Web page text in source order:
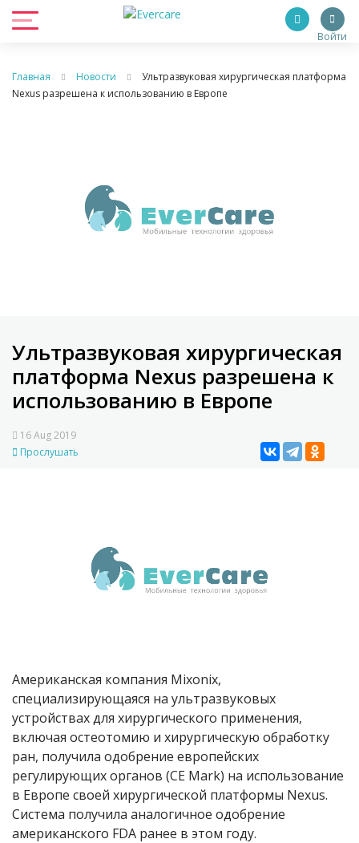
Войти
Главная Новости
Ультразвуковая хирургическая платформа
Nexus разрешена к использованию в Европе
Ультразвуковая хирургическая
платформа Nexus разрешена к
использованию в Европе
16 Aug 2019
Прослушать
Американская компания Mixonix,
специализирующаяся на ультразвуковых
устройствах для хирургического применения,
включая остеотомию и хирургическую обработку
ран, получила одобрение европейских
регулирующих органов (CE Mark) на использование
в Европе своей хирургической платформы Nexus.
Система получила аналогичное одобрение
американского FDA ранее в этом году.